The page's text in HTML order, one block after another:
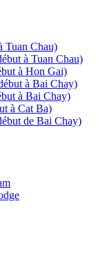
Tuan Chau)
à Tuan Chau)
à Hon Gai)
à Bai Chay)
à Bai Chay)
à Cat Ba)
de Bai Chay)